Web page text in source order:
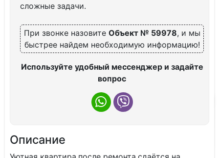
сложные задачи.
При звонке назовите Объект № 59978, и мы
быстрее найдем необходимую информацию!
Используйте удобный мессенджер и задайте
вопрос
Описание